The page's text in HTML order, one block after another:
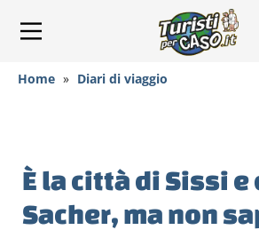
Home » Diari di viaggio
È la città di Sissi e
Sacher, ma non